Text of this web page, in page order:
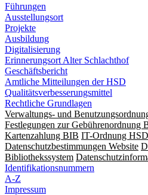
Führungen
Ausstellungsort
Projekte
Ausbildung
Digitalisierung
Erinnerungsort Alter Schlachthof
Geschäftsbericht
Amtliche Mitteilungen der HSD
Qualitätsverbesserungsmittel
Rechtliche Grundlagen
Verwaltungs- und
Festlegungen zur Gebührenordnung
Kartenzahlung BIB IT-Ordnung HSD
Datenschutzbestimmungen Website
Bibliothekssystem
Identifikationsnummern
A-Z
Impressum